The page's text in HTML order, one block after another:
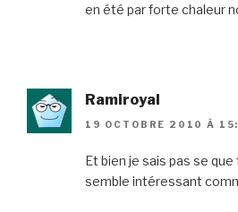
en été par forte chaleur
Ramiroyal
19 OCTOBRE 2010 À
Et bien je sais pas se
semble intéressant